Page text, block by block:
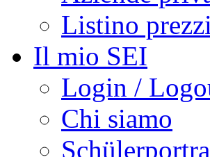
Listino prezzi
Il mio SEI
Login /
Chi siamo